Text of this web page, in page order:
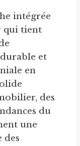
intégrée
qui tient
et
en
des
du
une
des